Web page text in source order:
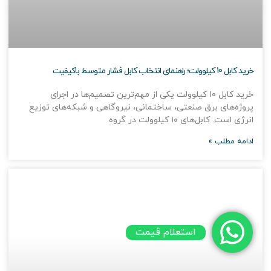
خرید کابل 10 کیلوولت؛ راهنمای انتخاب کابل فشار متوسط باکیفیت
خرید کابل ۱۰ کیلوولت یکی از مهم‌ترین تصمیم‌ها در اجرای
پروژه‌های برق صنعتی، ساختمانی، نیروگاهی و شبکه‌های توزیع
انرژی است. کابل‌های ۱۰ کیلوولت در گروه
ادامه مطلب »
استعلام قیمت